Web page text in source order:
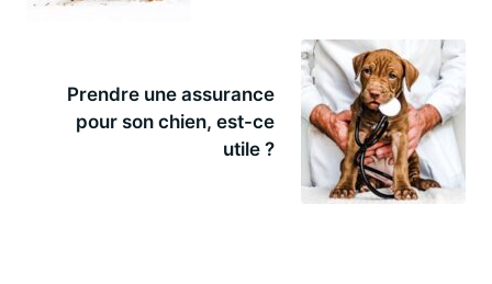
Prendre une assurance
pour son chien, est-ce
utile ?